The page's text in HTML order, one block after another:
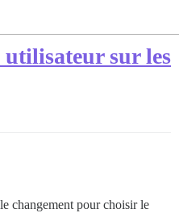
sur les
changement pour choisir le